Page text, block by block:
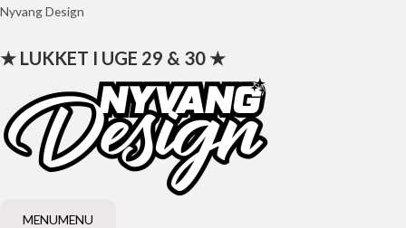
Gå
indholdet
Nyvang Design
★ LUKKET I UGE 29 & 30 ★
MENUMENU